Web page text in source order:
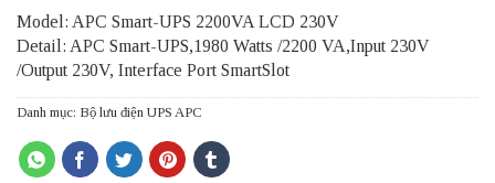
Model: APC Smart-UPS 2200VA LCD 230V
Detail: APC Smart-UPS,1980 Watts /2200 VA,Input 230V
/Output 230V, Interface Port SmartSlot
Danh mục: Bộ lưu điện UPS APC